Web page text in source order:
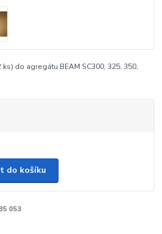
do agregátu BEAM SC300, 325, 350,
do košíku
053